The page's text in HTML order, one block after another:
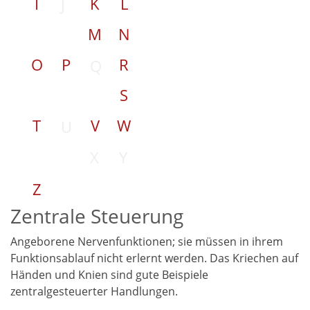
M
N
O
P
R
S
T
V
W
Z
Zentrale Steuerung
Angeborene Nervenfunktionen; sie müssen in ihrem
Funktionsablauf nicht erlernt werden. Das Kriechen auf
Händen und Knien sind gute Beispiele
zentralgesteuerter Handlungen.